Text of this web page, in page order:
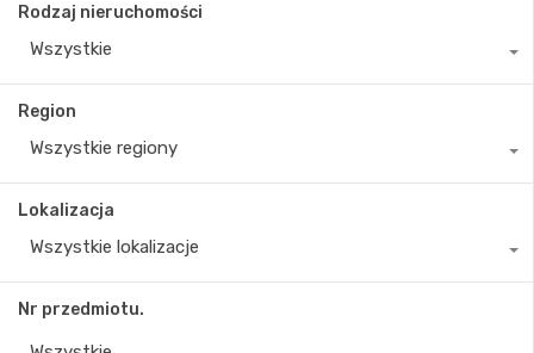
Rodzaj nieruchomości
Wszystkie
Region
Wszystkie regiony
Lokalizacja
Wszystkie lokalizacje
Nr przedmiotu.